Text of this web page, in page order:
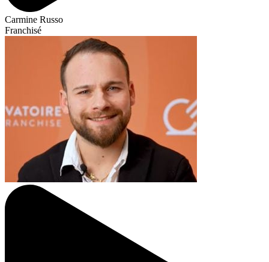
Carmine Russo
Franchisé